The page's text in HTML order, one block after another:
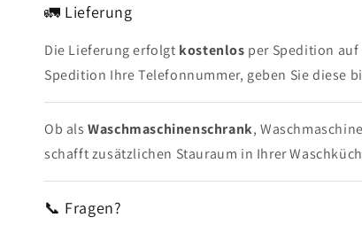
🚛 Lieferung
Die Lieferung erfolgt kostenlos per Spedition
Spedition Ihre Telefonnummer, geben Sie diese
Ob alsWaschmaschinenschrank,
schafft zusätzlichen Stauraum in Ihrer
📞 Fragen?